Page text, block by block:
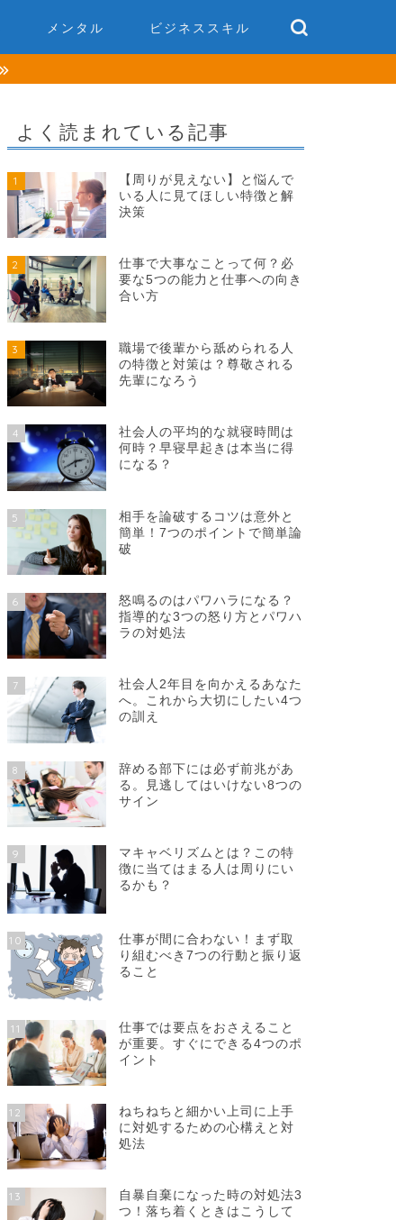
メンタル ビジネススキル
よく読まれている記事
1
【周りが見えない】と悩んで
いる人に見てほしい特徴と解
決策
2
仕事で大事なことって何？必
要な5つの能力と仕事への向き
合い方
3
職場で後輩から舐められる人
の特徴と対策は？尊敬される
先輩になろう
4
社会人の平均的な就寝時間は
何時？早寝早起きは本当に得
になる？
5
相手を論破するコツは意外と
簡単！7つのポイントで簡単論
破
6
怒鳴るのはパワハラになる？
指導的な3つの怒り方とパワハ
ラの対処法
7
社会人2年目を向かえるあなた
へ。これから大切にしたい4つ
の訓え
8
辞める部下には必ず前兆があ
る。見逃してはいけない8つの
サイン
9
マキャベリズムとは？この特
徴に当てはまる人は周りにい
るかも？
10
仕事が間に合わない！まず取
り組むべき7つの行動と振り返
ること
11
仕事では要点をおさえること
が重要。すぐにできる4つのポ
イント
12
ねちねちと細かい上司に上手
に対処するための心構えと対
処法
13
自暴自棄になった時の対処法3
つ！落ち着くときはこうして